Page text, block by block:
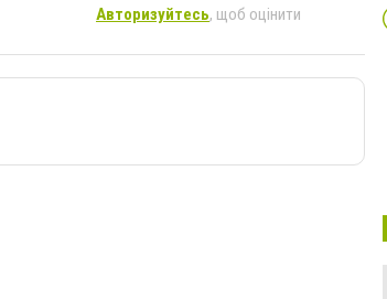
Авторизуйтесь, щоб оцінити